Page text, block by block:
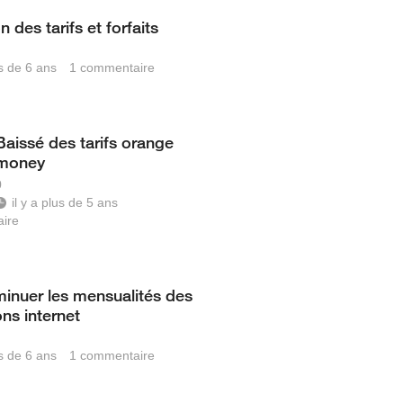
des tarifs et forfaits
de 6 ans
1commentaire
des tarifs orange
il y a plus de 5 ans
les mensualités des
internet
de 6 ans
1commentaire